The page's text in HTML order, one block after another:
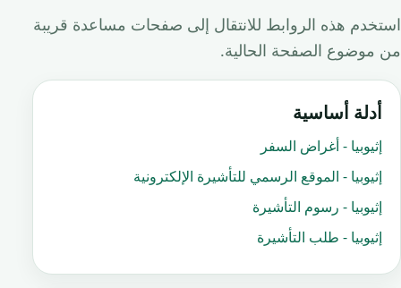
استخدم هذه الروابط للانتقال إلى صفحات مساعدة قريبة
من موضوع الصفحة الحالية.
أدلة أساسية
إثيوبيا - أغراض السفر
إثيوبيا - الموقع الرسمي للتأشيرة الإلكترونية
إثيوبيا - رسوم التأشيرة
إثيوبيا - طلب التأشيرة